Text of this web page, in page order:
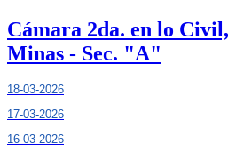
Cámara 2da. en lo
Minas - Sec. "A"
18-03-2026
17-03-2026
16-03-2026